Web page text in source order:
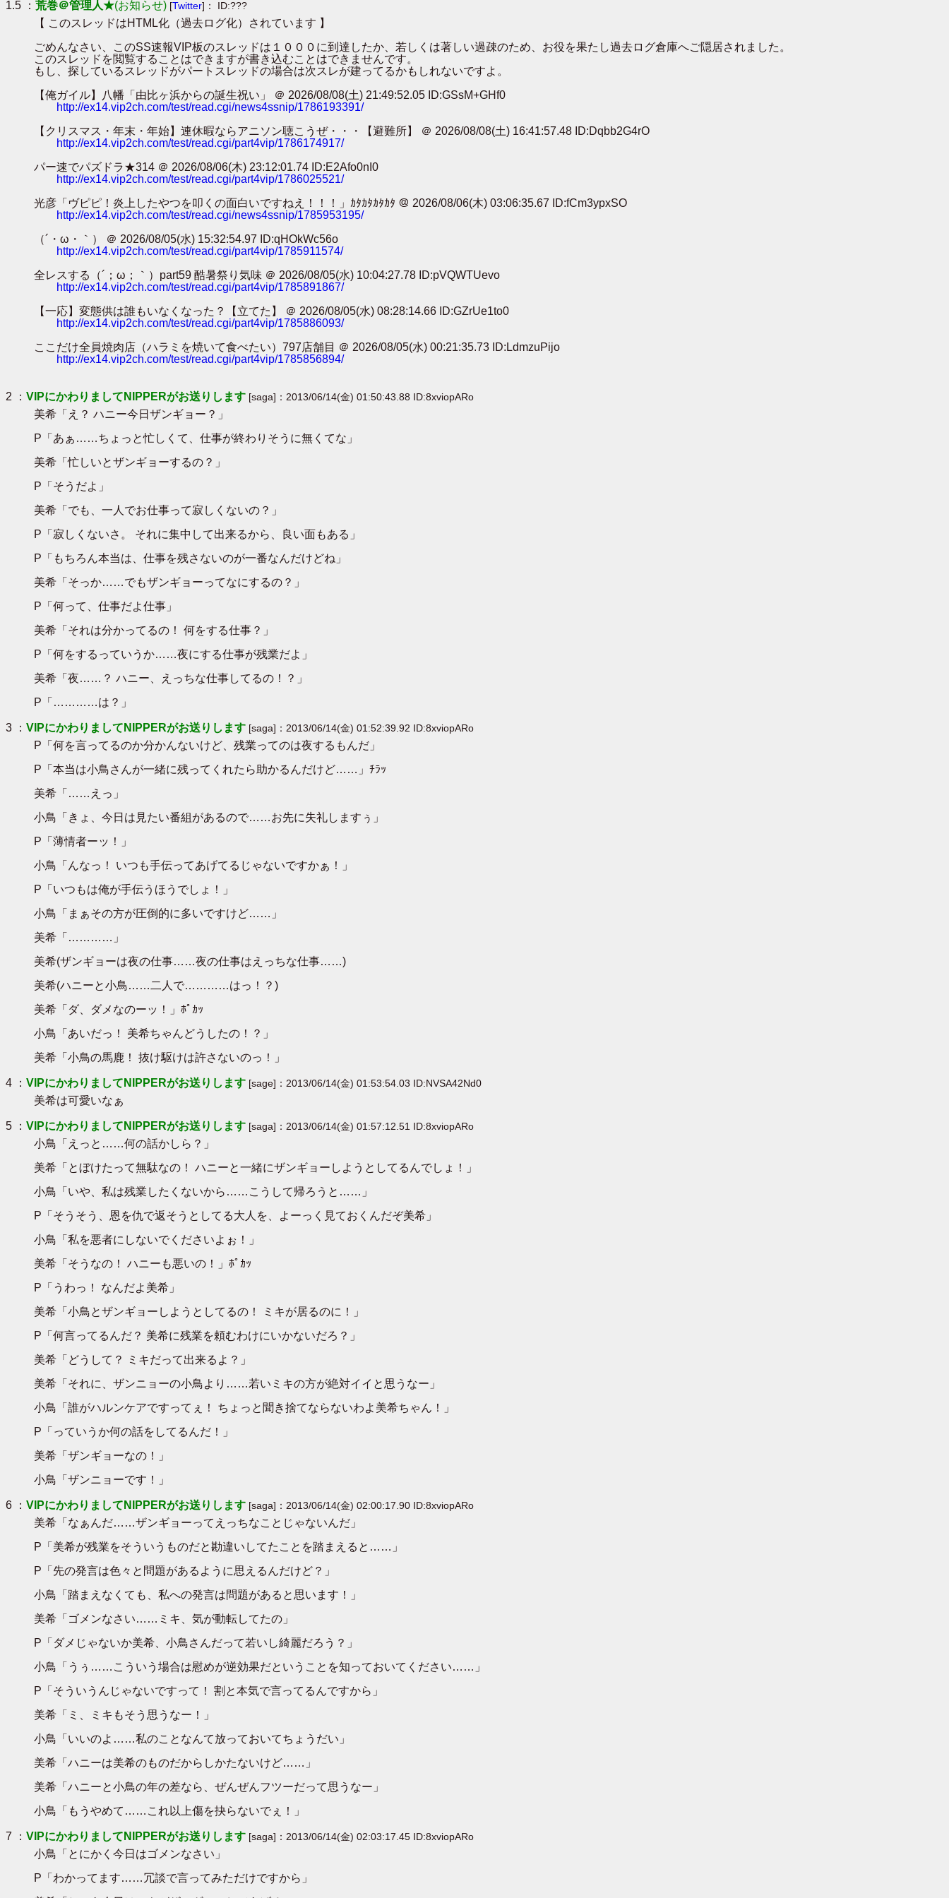
1.5 ： 荒巻＠管理人★(お知らせ) [Twitter]： ID:???
【 このスレッドはHTML化（過去ログ化）されています 】
ごめんなさい、このSS速報VIP板のスレッドは１０００に到達したか、若しくは著しい過疎のため、お役を果たし過去ログ倉庫へご隠居されました。
このスレッドを閲覧することはできますが書き込むことはできませんです。
もし、探しているスレッドがパートスレッドの場合は次スレが建ってるかもしれないですよ。
【俺ガイル】八幡「由比ヶ浜からの誕生祝い」 ＠ 2026/08/08(土) 21:49:52.05 ID:GSsM+GHf0
http://ex14.vip2ch.com/test/read.cgi/news4ssnip/1786193391/
【クリスマス・年末・年始】連休暇ならアニソン聴こうぜ・・・【避難所】 ＠ 2026/08/08(土) 16:41:57.48 ID:Dqbb2G4rO
http://ex14.vip2ch.com/test/read.cgi/part4vip/1786174917/
パー速でパズドラ★314 ＠ 2026/08/06(木) 23:12:01.74 ID:E2Afo0nI0
http://ex14.vip2ch.com/test/read.cgi/part4vip/1786025521/
光彦「ヴピピ！炎上したやつを叩くの面白いですねえ！！！」ｶﾀｶﾀｶﾀｶﾀ ＠ 2026/08/06(木) 03:06:35.67 ID:fCm3ypxSO
http://ex14.vip2ch.com/test/read.cgi/news4ssnip/1785953195/
（´・ω・｀） ＠ 2026/08/05(水) 15:32:54.97 ID:qHOkWc56o
http://ex14.vip2ch.com/test/read.cgi/part4vip/1785911574/
全レスする（´；ω；｀）part59 酷暑祭り気味 ＠ 2026/08/05(水) 10:04:27.78 ID:pVQWTUevo
http://ex14.vip2ch.com/test/read.cgi/part4vip/1785891867/
【一応】変態供は誰もいなくなった？【立てた】 ＠ 2026/08/05(水) 08:28:14.66 ID:GZrUe1to0
http://ex14.vip2ch.com/test/read.cgi/part4vip/1785886093/
ここだけ全員焼肉店（ハラミを焼いて食べたい）797店舗目 ＠ 2026/08/05(水) 00:21:35.73 ID:LdmzuPijo
http://ex14.vip2ch.com/test/read.cgi/part4vip/1785856894/
2 ： VIPにかわりましてNIPPERがお送りします [saga]：2013/06/14(金) 01:50:43.88 ID:8xviopARo
美希「え？ ハニー今日ザンギョー？」
P「あぁ……ちょっと忙しくて、仕事が終わりそうに無くてな」
美希「忙しいとザンギョーするの？」
P「そうだよ」
美希「でも、一人でお仕事って寂しくないの？」
P「寂しくないさ。 それに集中して出来るから、良い面もある」
P「もちろん本当は、仕事を残さないのが一番なんだけどね」
美希「そっか……でもザンギョーってなにするの？」
P「何って、仕事だよ仕事」
美希「それは分かってるの！ 何をする仕事？」
P「何をするっていうか……夜にする仕事が残業だよ」
美希「夜……？ ハニー、えっちな仕事してるの！？」
P「…………は？」
3 ： VIPにかわりましてNIPPERがお送りします [saga]：2013/06/14(金) 01:52:39.92 ID:8xviopARo
P「何を言ってるのか分かんないけど、残業ってのは夜するもんだ」
P「本当は小鳥さんが一緒に残ってくれたら助かるんだけど……」ﾁﾗｯ
美希「……えっ」
小鳥「きょ、今日は見たい番組があるので……お先に失礼しますぅ」
P「薄情者ーッ！」
小鳥「んなっ！ いつも手伝ってあげてるじゃないですかぁ！」
P「いつもは俺が手伝うほうでしょ！」
小鳥「まぁその方が圧倒的に多いですけど……」
美希「…………」
美希(ザンギョーは夜の仕事……夜の仕事はえっちな仕事……)
美希(ハニーと小鳥……二人で…………はっ！？)
美希「ダ、ダメなのーッ！」ﾎﾟｶｯ
小鳥「あいだっ！ 美希ちゃんどうしたの！？」
美希「小鳥の馬鹿！ 抜け駆けは許さないのっ！」
4 ： VIPにかわりましてNIPPERがお送りします [sage]：2013/06/14(金) 01:53:54.03 ID:NVSA42Nd0
美希は可愛いなぁ
5 ： VIPにかわりましてNIPPERがお送りします [saga]：2013/06/14(金) 01:57:12.51 ID:8xviopARo
小鳥「えっと……何の話かしら？」
美希「とぼけたって無駄なの！ ハニーと一緒にザンギョーしようとしてるんでしょ！」
小鳥「いや、私は残業したくないから……こうして帰ろうと……」
P「そうそう、恩を仇で返そうとしてる大人を、よーっく見ておくんだぞ美希」
小鳥「私を悪者にしないでくださいよぉ！」
美希「そうなの！ ハニーも悪いの！」ﾎﾟｶｯ
P「うわっ！ なんだよ美希」
美希「小鳥とザンギョーしようとしてるの！ ミキが居るのに！」
P「何言ってるんだ？ 美希に残業を頼むわけにいかないだろ？」
美希「どうして？ ミキだって出来るよ？」
美希「それに、ザンニョーの小鳥より……若いミキの方が絶対イイと思うなー」
小鳥「誰がハルンケアですってぇ！ ちょっと聞き捨てならないわよ美希ちゃん！」
P「っていうか何の話をしてるんだ！」
美希「ザンギョーなの！」
小鳥「ザンニョーです！」
6 ： VIPにかわりましてNIPPERがお送りします [saga]：2013/06/14(金) 02:00:17.90 ID:8xviopARo
美希「なぁんだ……ザンギョーってえっちなことじゃないんだ」
P「美希が残業をそういうものだと勘違いしてたことを踏まえると……」
P「先の発言は色々と問題があるように思えるんだけど？」
小鳥「踏まえなくても、私への発言は問題があると思います！」
美希「ゴメンなさい……ミキ、気が動転してたの」
P「ダメじゃないか美希、小鳥さんだって若いし綺麗だろう？」
小鳥「うぅ……こういう場合は慰めが逆効果だということを知っておいてください……」
P「そういうんじゃないですって！ 割と本気で言ってるんですから」
美希「ミ、ミキもそう思うなー！」
小鳥「いいのよ……私のことなんて放っておいてちょうだい」
美希「ハニーは美希のものだからしかたないけど……」
美希「ハニーと小鳥の年の差なら、ぜんぜんフツーだって思うなー」
小鳥「もうやめて……これ以上傷を抉らないでぇ！」
7 ： VIPにかわりましてNIPPERがお送りします [saga]：2013/06/14(金) 02:03:17.45 ID:8xviopARo
小鳥「とにかく今日はゴメンなさい」
P「わかってます……冗談で言ってみただけですから」